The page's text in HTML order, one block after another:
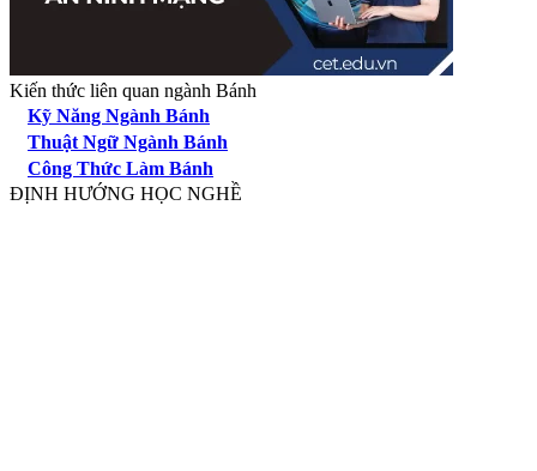
Kiến thức liên quan ngành Bánh
Kỹ Năng Ngành Bánh
Thuật Ngữ Ngành Bánh
Công Thức Làm Bánh
ĐỊNH HƯỚNG HỌC NGHỀ